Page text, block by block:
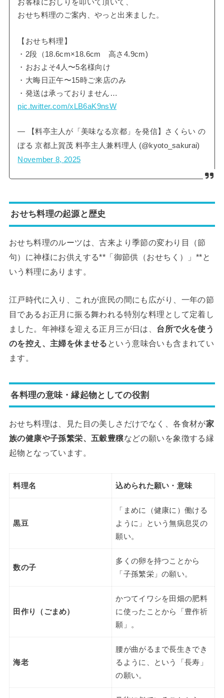
お客様におしりを叩いて頂いて、
おせち料理のご案内、やっと出来ました。
【おせち料理】
・2段（18.6cm×18.6cm 高さ4.9cm)
・おおよそ4人〜5名様向け
・大晦日正午〜15時ご来店のみ
・発送は承っておりません…
pic.twitter.com/xLB6aK9nsW
— 【料亭主人が「美味なる京都」を発信】さくらい の
ぼる 京都上賀茂 料亭主人兼料理人 (@kyoto_sakurai)
November 8, 2025
おせち料理の起源と歴史
おせち料理のルーツは、古来より季節の変わり目（節
句）に神様にお供えする**「御節供（おせちく）」**と
いう料理にあります。
江戸時代に入り、これが庶民の間にも広がり、一年の節
目であるお正月に振る舞われる特別な料理として定着し
ました。年神様を迎える正月三が日は、 台所で火を使う
のを控え、主婦を休ませる という意味合いも含まれてい
ます。
各料理の意味・縁起物としての役割
おせち料理は、見た目の美しさだけでなく、各食材が家
族の健康や子孫繁栄、五穀豊穣などの願いを象徴する縁
起物となっています。
料理名 込められた願い・意味
黒豆
「まめに（健康に）働ける
ように」という無病息災の
願い。
数の子
多くの卵を持つことから
「子孫繁栄」の願い。
田作り（ごまめ）
かつてイワシを田畑の肥料
に使ったことから「豊作祈
願」。
海老
腰が曲がるまで長生きでき
るように、という「長寿」
の願い。